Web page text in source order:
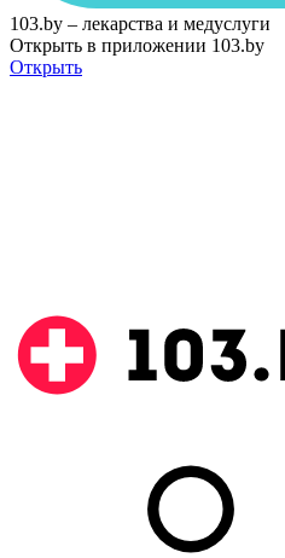
103.by – лекарства и медуслуги
Открыть в приложении 103.by
Открыть